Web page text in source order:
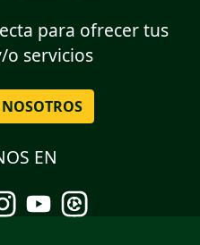
para ofrecer tus
o servicios
EN